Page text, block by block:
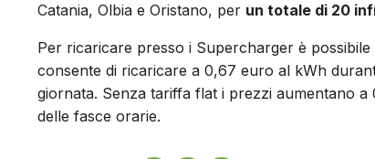
Catania, Olbia e Oristano, per un totale di 20
Per ricaricare presso i Supercharger è
consente di ricaricare a 0,67 euro al kWh
giornata. Senza tariffa flat i prezzi aumentano
delle fasce orarie.